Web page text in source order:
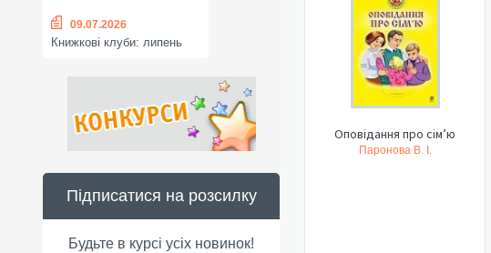
09.07.2026
Книжкові клуби: липень
Підписатися на розсилку
Будьте в курсі усіх новинок!
Оповідання про сім’ю
Паронова В. І.